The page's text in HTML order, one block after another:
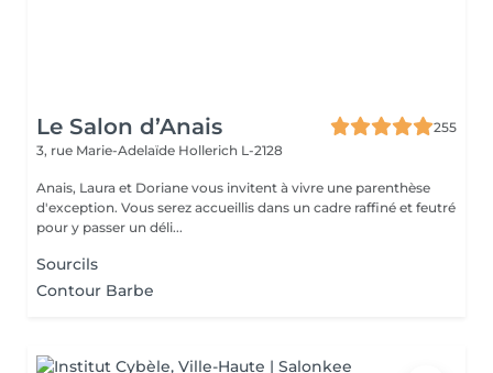
Le Salon d’Anais
255
3, rue Marie-Adelaïde Hollerich L-2128
Anais, Laura et Doriane vous invitent à vivre une parenthèse
d'exception. Vous serez accueillis dans un cadre raffiné et feutré
pour y passer un déli...
Sourcils
Contour Barbe